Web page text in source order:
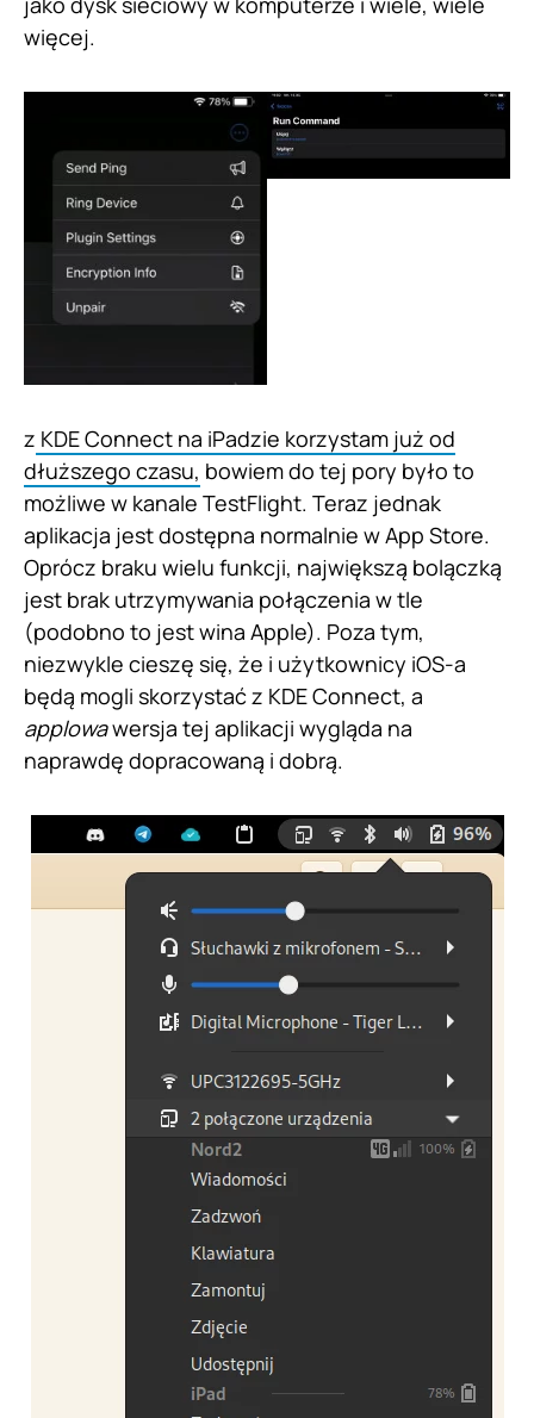
więcej.
z KDE Connect na iPadzie korzystam już od
dłuższego czasu, bowiem do tej pory było to
możliwe w kanale TestFlight. Teraz jednak
aplikacja jest dostępna normalnie w App Store.
Oprócz braku wielu funkcji, największą bolączką
jest brak utrzymywania połączenia w tle
(podobno to jest wina Apple). Poza tym,
niezwykle cieszę się, że i użytkownicy iOS-a
będą mogli skorzystać z KDE Connect, a
applowawersja tej aplikacji wygląda na
naprawdę dopracowaną i dobrą.